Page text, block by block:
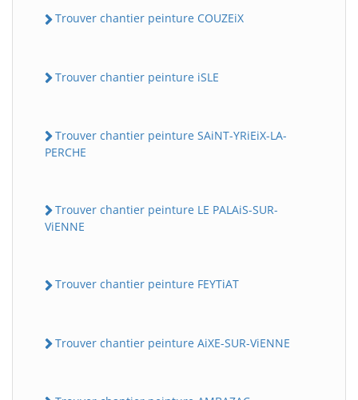
Trouver chantier peinture COUZEiX
Trouver chantier peinture iSLE
Trouver chantier peinture SAiNT-YRiEiX-LA-
PERCHE
Trouver chantier peinture LE PALAiS-SUR-
ViENNE
Trouver chantier peinture FEYTiAT
Trouver chantier peinture AiXE-SUR-ViENNE